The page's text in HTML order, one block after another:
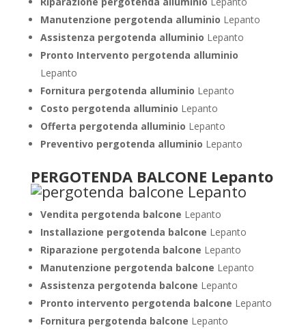
Manutenzione pergotenda alluminio Lepanto
Assistenza pergotenda alluminio Lepanto
Pronto Intervento pergotenda alluminio
Lepanto
Fornitura pergotenda alluminio Lepanto
Costo pergotenda alluminio Lepanto
Offerta pergotenda alluminio Lepanto
Preventivo pergotenda alluminio Lepanto
PERGOTENDA BALCONE Lepanto
Vendita pergotenda balcone Lepanto
Installazione pergotenda balcone Lepanto
Riparazione pergotenda balcone Lepanto
Manutenzione pergotenda balcone Lepanto
Assistenza pergotenda balcone Lepanto
Pronto intervento pergotenda balcone Lepanto
Fornitura pergotenda balcone Lepanto